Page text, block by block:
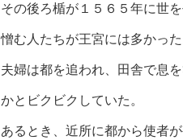
その後ろ楯が１５６５年に世
憎む人たちが王宮には多かった
夫婦は都を追われ、田舎で息
かとビクビクしていた。
あるとき、近所に都から使者